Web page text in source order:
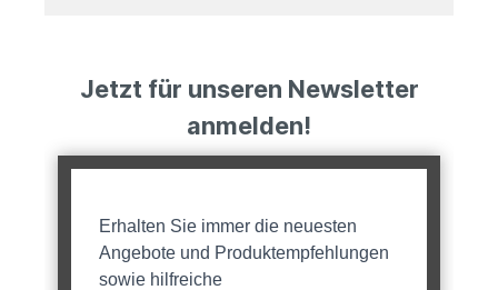
Jetzt für unseren Newsletter
anmelden!
Erhalten Sie immer die neuesten
Angebote und Produktempfehlungen
sowie hilfreiche